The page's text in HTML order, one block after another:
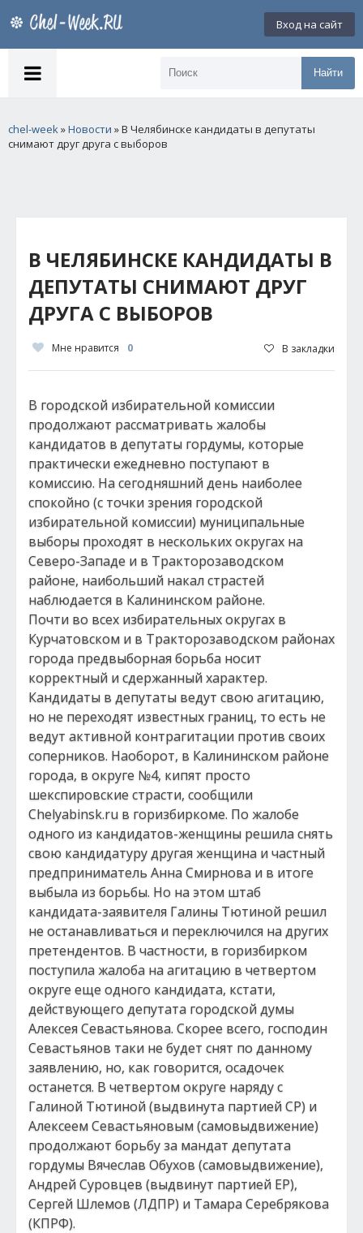
Вход на сайт
Найти
chel-week»Новости » В Челябинске кандидаты в депутаты
снимают друг друга с выборов
В ЧЕЛЯБИНСКЕ КАНДИДАТЫ В
ДЕПУТАТЫ СНИМАЮТ ДРУГ
ДРУГА С ВЫБОРОВ
Мне нравится 0 В закладки
В городской избирательной комиссии
продолжают рассматривать жалобы
кандидатов в депутаты гордумы, которые
практически ежедневно поступают в
комиссию. На сегодняшний день наиболее
спокойно (с точки зрения городской
избирательной комиссии) муниципальные
выборы проходят в нескольких округах на
Северо-Западе и в Тракторозаводском
районе, наибольший накал страстей
наблюдается в Калининском районе.
Почти во всех избирательных округах в
Курчатовском и в Тракторозаводском районах
города предвыборная борьба носит
корректный и сдержанный характер.
Кандидаты в депутаты ведут свою агитацию,
но не переходят известных границ, то есть не
ведут активной контрагитации против своих
соперников. Наоборот, в Калининском районе
города, в округе №4, кипят просто
шекспировские страсти, сообщили
Chelyabinsk.ru в горизбиркоме. По жалобе
одного из кандидатов-женщины решила снять
свою кандидатуру другая женщина и частный
предприниматель Анна Смирнова и в итоге
выбыла из борьбы. Но на этом штаб
кандидата-заявителя Галины Тютиной решил
не останавливаться и переключился на других
претендентов. В частности, в горизбирком
поступила жалоба на агитацию в четвертом
округе еще одного кандидата, кстати,
действующего депутата городской думы
Алексея Севастьянова. Скорее всего, господин
Севастьянов таки не будет снят по данному
заявлению, но, как говорится, осадочек
останется. В четвертом округе наряду с
Галиной Тютиной (выдвинута партией СР) и
Алексеем Севастьяновым (самовыдвижение)
продолжают борьбу за мандат депутата
гордумы Вячеслав Обухов (самовыдвижение),
Андрей Суровцев (выдвинут партией ЕР),
Сергей Шлемов (ЛДПР) и Тамара Серебрякова
(КПРФ).